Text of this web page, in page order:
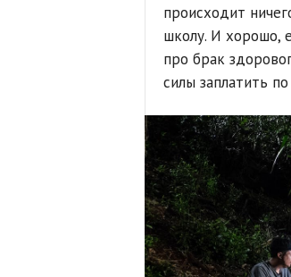
происходит
школу. И хорошо,
про брак
силы заплатить